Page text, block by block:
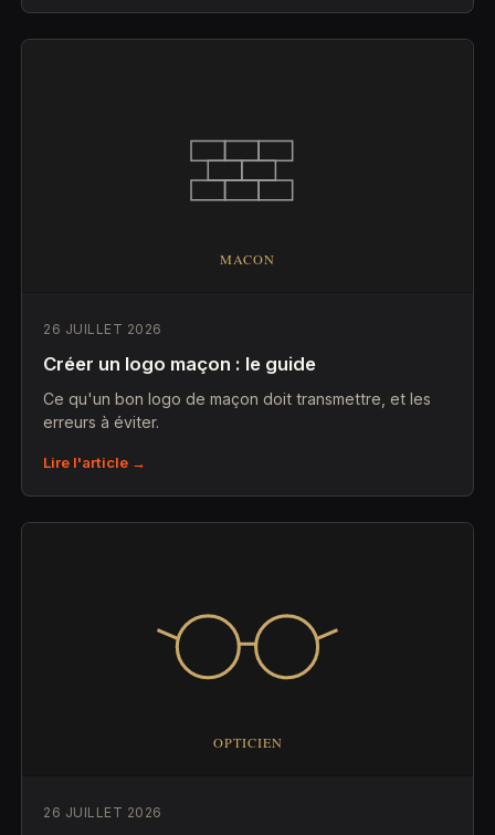
26 JUILLET 2026
Créer un logo maçon : le guide
Ce qu'un bon logo de maçon doit transmettre, et les
erreurs à éviter.
Lire l'article →
26 JUILLET 2026